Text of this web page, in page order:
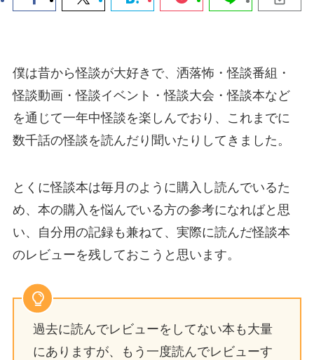
僕は昔から怪談が大好きで、洒落怖・怪談番組・
怪談動画・怪談イベント・怪談大会・怪談本など
を通じて一年中怪談を楽しんでおり、これまでに
数千話の怪談を読んだり聞いたりしてきました。
とくに怪談本は毎月のように購入し読んでいるた
め、本の購入を悩んでいる方の参考になればと思
い、自分用の記録も兼ねて、実際に読んだ怪談本
のレビューを残しておこうと思います。
過去に読んでレビューをしてない本も大量
にありますが、もう一度読んでレビューす